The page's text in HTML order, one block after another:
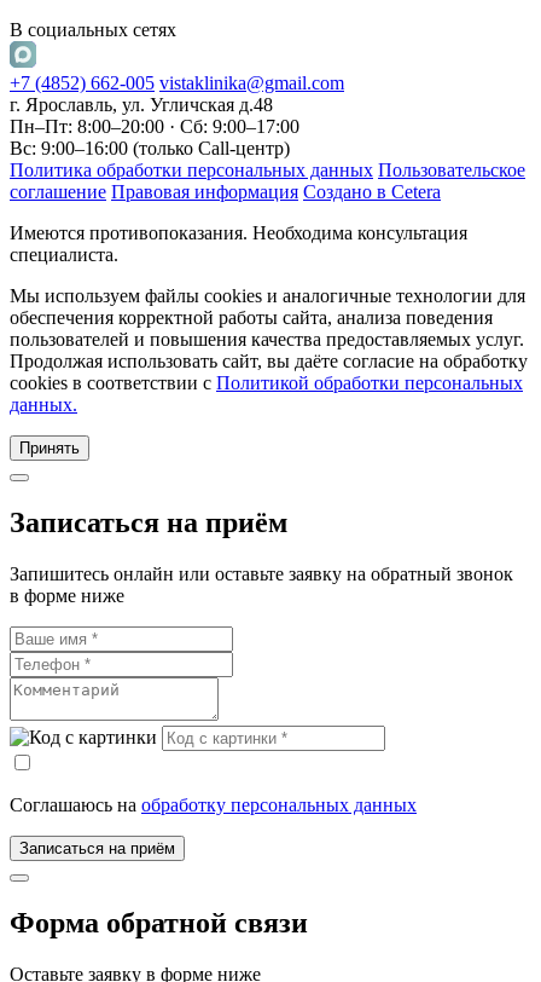
В социальных сетях
+7 (4852) 662-005 vistaklinika@gmail.com
г. Ярославль, ул. Угличская д.48
Пн–Пт: 8:00–20:00 · Сб: 9:00–17:00
Вс: 9:00–16:00 (только Call-центр)
Политика обработки персональных данных Пользовательское
соглашение Правовая информация Создано в Cetera
Имеются противопоказания. Необходима консультация
специалиста.
Мы используем файлы cookies и аналогичные технологии для
обеспечения корректной работы сайта, анализа поведения
пользователей и повышения качества предоставляемых услуг.
Продолжая использовать сайт, вы даёте согласие на обработку
cookies в соответствии с Политикой обработки персональных
данных.
Принять
Записаться на приём
Запишитесь онлайн или оставьте заявку на обратный звонок
в форме ниже
Соглашаюсь на обработку персональных данных
Записаться на приём
Форма обратной связи
Оставьте заявку в форме ниже